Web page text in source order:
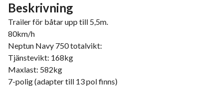
Beskrivning
Trailer för båtar upp till 5,5m.
80km/h
Neptun Navy 750 totalvikt:
Tjänstevikt: 168kg
Maxlast: 582kg
7-polig (adapter till 13 pol finns)